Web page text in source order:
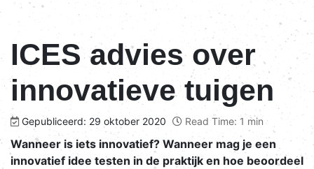
ICES advies over
innovatieve tuigen
Gepubliceerd: 29 oktober 2020 Read Time: 1 min
Wanneer is iets innovatief? Wanneer mag je een
innovatief idee testen in de praktijk en hoe beoordeel